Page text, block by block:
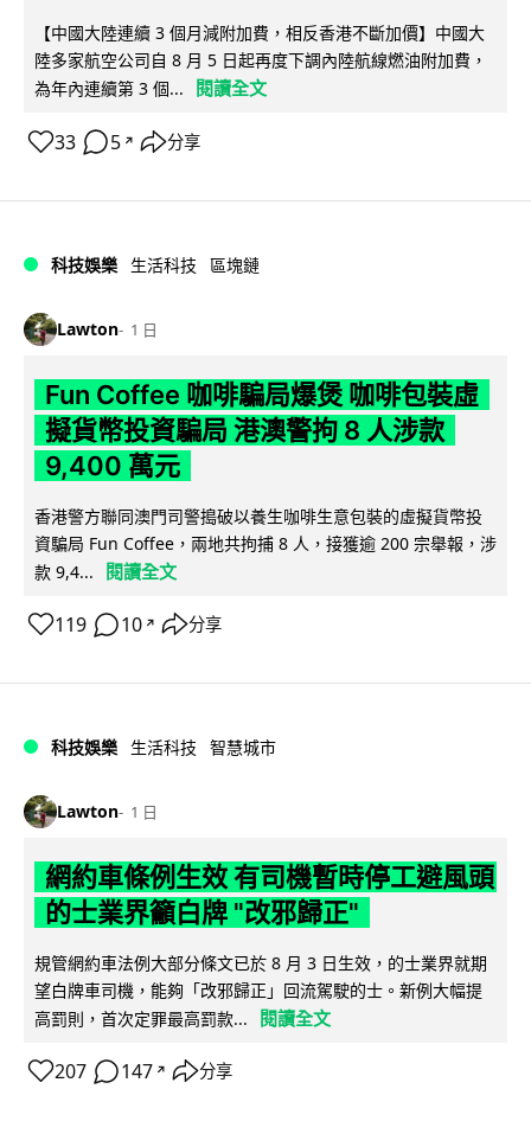
【中國大陸連續 3 個月減附加費，相反香港不斷加價】中國大
陸多家航空公司自 8 月 5 日起再度下調內陸航線燃油附加費，
為年內連續第 3 個...
閱讀全文
33 5 ↗ 分享
科技娛樂 生活科技 區塊鏈
Lawton 1 日
Fun Coffee 咖啡騙局爆煲 咖啡包裝虛
擬貨幣投資騙局 港澳警拘 8 人涉款
9,400 萬元
香港警方聯同澳門司警搗破以養生咖啡生意包裝的虛擬貨幣投
資騙局 Fun Coffee，兩地共拘捕 8 人，接獲逾 200 宗舉報，涉
款 9,4...
閱讀全文
119 10 ↗ 分享
科技娛樂 生活科技 智慧城市
Lawton 1 日
網約車條例生效 有司機暫時停工避風頭
的士業界籲白牌 "改邪歸正"
規管網約車法例大部分條文已於 8 月 3 日生效，的士業界就期
望白牌車司機，能夠「改邪歸正」回流駕駛的士。新例大幅提
高罰則，首次定罪最高罰款...
閱讀全文
207 147 ↗ 分享